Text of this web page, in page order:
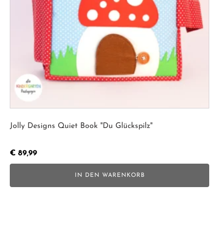
Jolly Designs Quiet Book "Du Glückspilz"
€ 89,99
IN DEN WARENKORB